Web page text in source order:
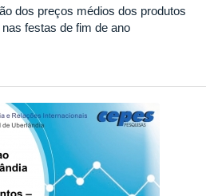
dos preços médios dos produtos
festas de fim de ano